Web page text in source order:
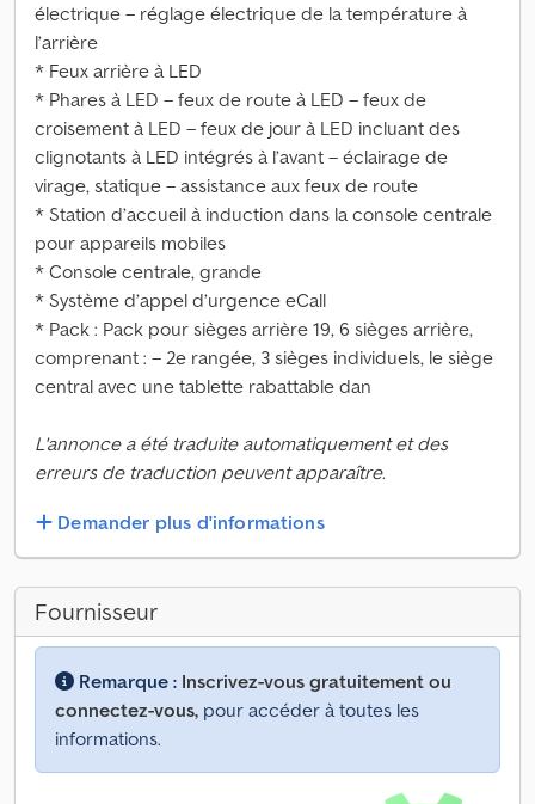
électrique – réglage électrique de la température à
l’arrière
* Feux arrière à LED
* Phares à LED – feux de route à LED – feux de
croisement à LED – feux de jour à LED incluant des
clignotants à LED intégrés à l’avant – éclairage de
virage, statique – assistance aux feux de route
* Station d’accueil à induction dans la console centrale
pour appareils mobiles
* Console centrale, grande
* Système d’appel d’urgence eCall
* Pack : Pack pour sièges arrière 19, 6 sièges arrière,
comprenant : – 2e rangée, 3 sièges individuels, le siège
central avec une tablette rabattable dan
L'annonce a été traduite automatiquement et des
erreurs de traduction peuvent apparaître.
Demander plus d'informations
Fournisseur
Remarque : Inscrivez-vous gratuitement ou
connectez-vous, pour accéder à toutes les
informations.